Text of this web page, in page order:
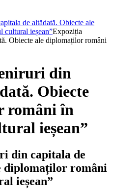
de altădată. Obiecte ale
cultural ieșean”Expoziția
Obiecte ale diplomaților români
din
Obiecte
români în
ieșean”
din capitala de
diplomaților români
ieșean”